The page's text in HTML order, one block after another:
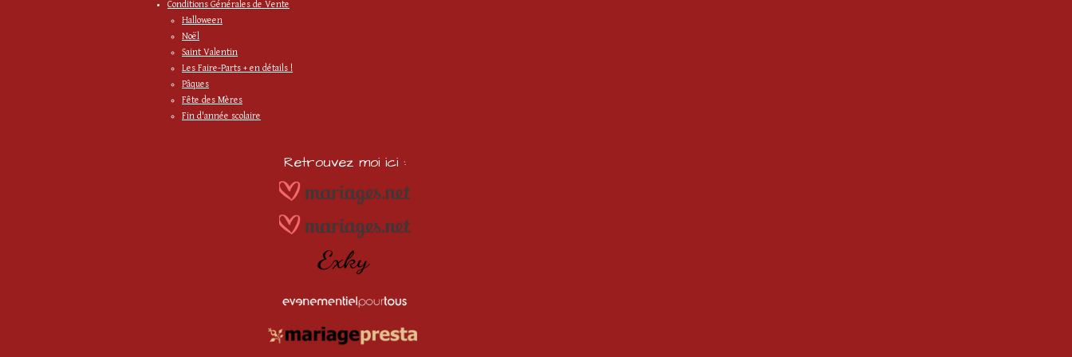
Conditions Générales de Vente
Halloween
Noël
Saint Valentin
Les Faire-Parts + en détails !
Pâques
Fête des Mères
Fin d'année scolaire
Retrouvez moi ici :